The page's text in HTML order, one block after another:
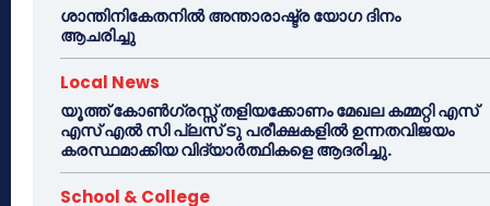
ശാന്തിനികേതനിൽ അന്താരാഷ്ട്ര യോഗ ദിനം
ആചരിച്ചു
Local News
യൂത്ത് കോൺഗ്രസ്സ് തളിയക്കോണം മേഖല കമ്മറ്റി എസ്
എസ് എൽ സി പ്ലസ് ടു പരീക്ഷകളിൽ ഉന്നതവിജയം
കരസ്ഥമാക്കിയ വിദ്യാർത്ഥികളെ ആദരിച്ചു.
School & College